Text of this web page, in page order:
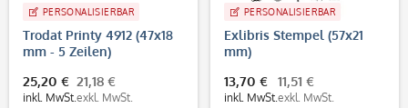
PERSONALISIERBAR
Trodat Printy 4912 (47x18
mm - 5 Zeilen)
25,20 €
inkl. MwSt.
21,18 €
exkl. MwSt.
PERSONALISIERBAR
Exlibris Stempel (57x21
mm)
13,70 €
inkl. MwSt.
11,51 €
exkl. MwSt.